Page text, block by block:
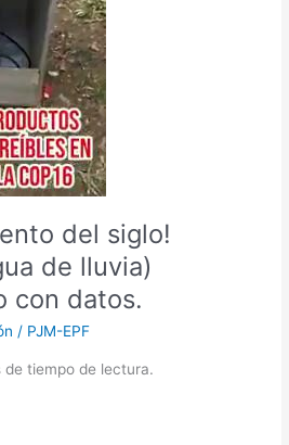
del siglo!
de lluvia)
con datos.
/ PJM-EPF
de tiempo de lectura.